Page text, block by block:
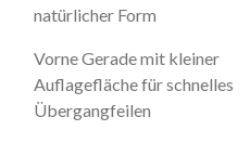
natürlicher Form
Vorne Gerade mit kleiner
Auflagefläche für schnelles
Übergangfeilen